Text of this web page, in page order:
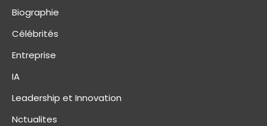
Biographie
Célébrités
Entreprise
IA
Leadership et Innovation
Nctualites